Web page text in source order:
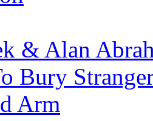
& Alan
Bury
Arm